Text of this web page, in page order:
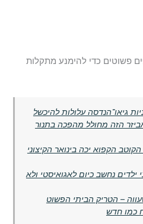
פשוטים כדי להימנע מתקלות
גיאו־הנדסה עלולות להיכשל
הזה מחולל מהפכה בתנור
הקפוא יכה בינואר הקיצוני
ילדים נחשב כיום לאגואיסטי ולא
– הטריק הביתי הפשוט
כמו חדש